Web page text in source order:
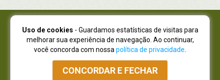
Juruá Editora Ltda., CNPJ 77.535.508/0001-19
Juruá Informática Ltda., CNPJ 01.701.561/0001-80
NOVO ENDEREÇO:R. Flávio Dallegrave, 7665, São Lourenço |
Curitiba - Paraná - CEP 82210-310
Atendimento: (41) 4009-3900|Vendas Atacado: (41) 4009-3939
Uso de cookies - Guardamos estatísticas de visitas para
melhorar sua experiência de navegação. Ao continuar,
você concorda com nossa política de privacidade
CONCORDAR E FECHAR